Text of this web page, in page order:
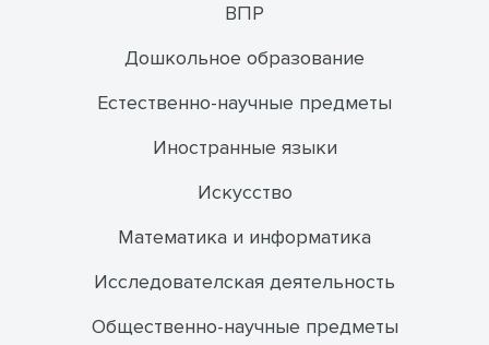
ВПР
Дошкольное образование
Естественно-научные предметы
Иностранные языки
Искусство
Математика и информатика
Исследователская деятельность
Общественно-научные предметы